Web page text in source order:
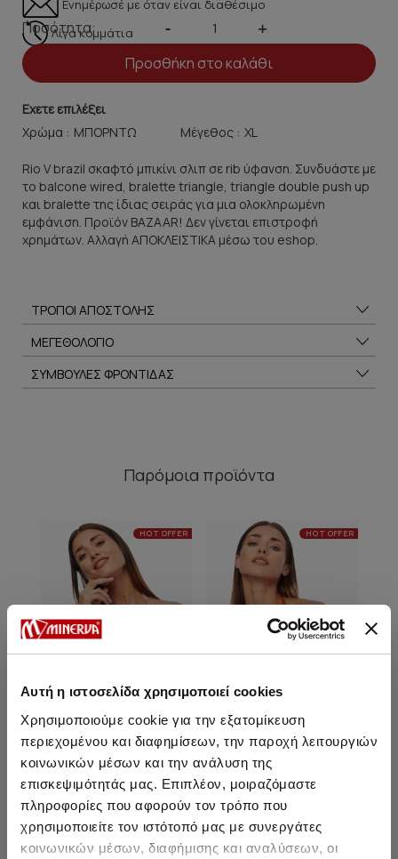
Αυτή η ιστοσελίδα χρησιμοποιεί cookies
Χρησιμοποιούμε cookie για την εξατομίκευση
περιεχομένου και διαφημίσεων, την παροχή λειτουργιών
κοινωνικών μέσων και την ανάλυση της
επισκεψιμότητάς μας. Επιπλέον, μοιραζόμαστε
πληροφορίες που αφορούν τον τρόπο που
χρησιμοποιείτε τον ιστότοπό μας με συνεργάτες
κοινωνικών μέσων, διαφήμισης και αναλύσεων, οι
Ενημέρωσέ με όταν είναι διαθέσιμο
Λίγα κομμάτια
Ποσότητα: - +
Προσθήκη στο καλάθι
Εχετε επιλέξει
Χρώμα :
Μέγεθος :
Rio V brazil σκαφτό μπικίνι σλιπ σε rib ύφανση. Συνδυάστε με
το balcone wired, bralette triangle, triangle double push up
και bralette της ίδιας σειράς για μια ολοκληρωμένη
εμφάνιση. Προϊόν BAZAAR! Δεν γίνεται επιστροφή
χρημάτων. Αλλαγή ΑΠΟΚΛΕΙΣΤΙΚΑ μέσω του eshop.
ΤΡΟΠΟΙ ΑΠΟΣΤΟΛΗΣ
ΜΕΓΕΘΟΛΟΓΙΟ
ΣΥΜΒΟΥΛΕΣ ΦΡΟΝΤΙΔΑΣ
Παρόμοια προϊόντα
HOT OFFER
Daytona Τρίγωνο Double
P/UP Bikini Top
8,95 €
HOT OFFER
Daytona Τρίγωνο Double
P/UP Bikini Top